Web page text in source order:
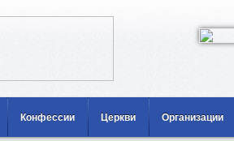
Конфессии Церкви Организации